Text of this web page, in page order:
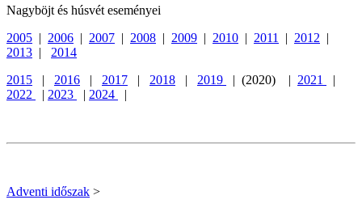
Nagyböjt és húsvét eseményei
2005 | 2006 | 2007 | 2008 | 2009 | 2010 | 2011 | 2012 |
2013 | 2014
2015 | 2016 | 2017 | 2018 | 2019 | (2020) | 2021
|
2022
| 2023 | 2024 |
Adventi időszak >